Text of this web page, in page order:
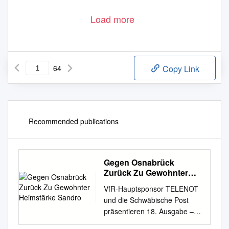
Load more
64 Copy Link
Recommended publications
Gegen Osnabrück
Zurück Zu Gewohnter
VfR-Hauptsponsor TELENOT
und die Schwäbische Post
präsentieren 18. Ausgabe –
Saison 2017/2018 CLUB-